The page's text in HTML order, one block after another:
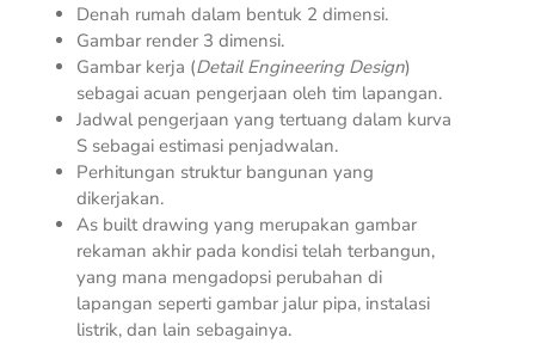
Denah rumah dalam bentuk 2 dimensi.
Gambar render 3 dimensi.
Gambar kerja (Detail Engineering Design)
sebagai acuan pengerjaan oleh tim lapangan.
Jadwal pengerjaan yang tertuang dalam kurva
S sebagai estimasi penjadwalan.
Perhitungan struktur bangunan yang
dikerjakan.
As built drawing yang merupakan gambar
rekaman akhir pada kondisi telah terbangun,
yang mana mengadopsi perubahan di
lapangan seperti gambar jalur pipa, instalasi
listrik, dan lain sebagainya.